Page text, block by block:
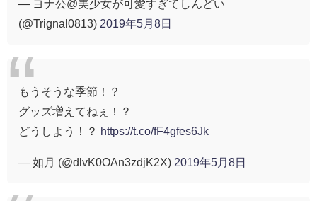
— ヨナ公@美少女が可愛すぎてしんどい
(@Trignal0813) 2019年5月8日
もうそうな季節！？
グッズ増えてねぇ！？
どうしよう！？
https://t.co/fF4gfes6Jk
— 如月 (@dlvK0OAn3zdjK2X) 2019年5月8日